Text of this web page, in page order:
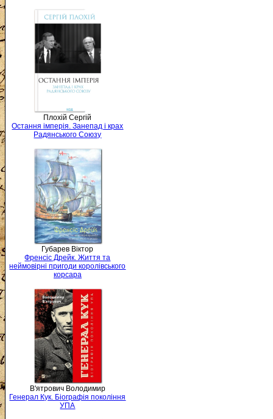
Плохій Сергій
Остання імперія. Занепад і крах
Радянського Союзу
Губарев Віктор
Френсіс Дрейк. Життя та
неймовірні пригоди королівського
корсара
В'ятрович Володимир
Генерал Кук. Біографія покоління
УПА